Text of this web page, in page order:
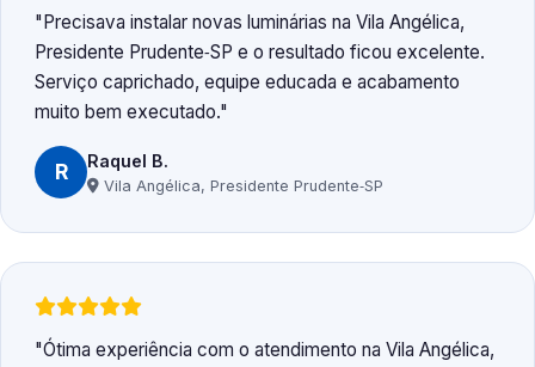
Precisava instalar novas luminárias na Vila Angélica,
Presidente Prudente‑SP e o resultado ficou excelente.
Serviço caprichado, equipe educada e acabamento
muito bem executado.
R Raquel B.
Vila Angélica, Presidente Prudente‑SP
Ótima experiência com o atendimento na Vila Angélica,